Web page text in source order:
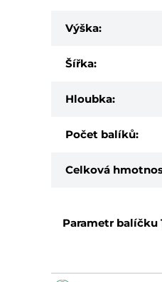
Výška:
Šířka:
Hloubka:
Počet balíků:
Celková
Parametr balíčku